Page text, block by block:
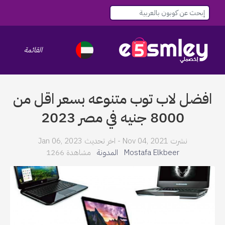
navigation
القائمة
افضل لاب توب متنوعه بسعر اقل من
8000 جنيه في مصر 2023
نشرت Nov 04, 2021 -
اخر تحديث Jan 06, 2023
Mostafa Elkbeer
المدونة مشاهدة 1266